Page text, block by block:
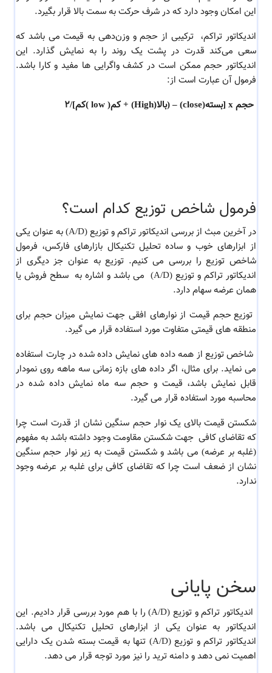
این امکان وجود دارد که در شرف حرکت به سمت بالا قرار بگیرد.
اندیکاتور تراکم، ترکیبی از حجم و وزن‌دهی به قیمت می باشد که
سعی می‌کند قدرت در پشت یک روند را به نمایش گذارد. این
اندیکاتور حجم ممکن است در کشف واگرایی ها مفید و کارا باشد.
فرمول آن عبارت است از:
حجم x [بسته(close) – (بالا(High) +
کم( low )کم]/2
فرمول شاخص توزیع کدام است؟
در آخرین مبث از بررسی اندیکاتور تراکم و توزیع (A/D) به عنوان یکی
از ابزارهای خوب و ساده تحلیل تکنیکال بازارهای فارکس، فرمول
شاخص توزیع را بررسی می کنیم. توزیع به عنوان جز دیگری از
اندیکاتور تراکم و توزیع (A/D) می باشد و اشاره به سطح فروش یا
همان عرضه سهام دارد.
توزیع حجم قیمت از نوارهای افقی جهت نمایش میزان حجم برای
منطقه های قیمتی متفاوت مورد استفاده قرار می گیرد.
شاخص توزیع از همه داده های نمایش داده شده در چارت استفاده
می نماید. برای مثال، اگر داده های بازه زمانی سه ماهه روی نمودار
قابل نمایش باشد، قیمت و حجم سه ماه نمایش داده شده در
محاسبه مورد استفاده قرار می گیرد.
شکستن قیمت بالای یک نوار حجم سنگین نشان از قدرت است چرا
که تقاضای کافی جهت شکستن مقاومت وجود داشته باشد به مفهوم
(غلبه بر عرضه) می باشد و شکستن قیمت به زیر نوار حجم سنگین
نشان از ضعف است چرا که تقاضای کافی برای غلبه بر عرضه وجود
ندارد.
سخن پایانی
اندیکاتور تراکم و توزیع (A/D) را با هم مورد بررسی قرار دادیم. این
اندیکاتور به عنوان یکی از ابزارهای تحلیل تکنیکال می باشد.
اندیکاتور تراکم و توزیع (A/D) تنها به قیمت بسته شدن یک دارایی
اهمیت نمی دهد و دامنه ترید را نیز مورد توجه قرار می دهد.